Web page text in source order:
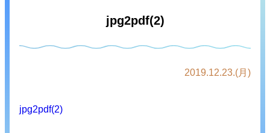
jpg2pdf(2)
2019.12.23.(月)
jpg2pdf(2)